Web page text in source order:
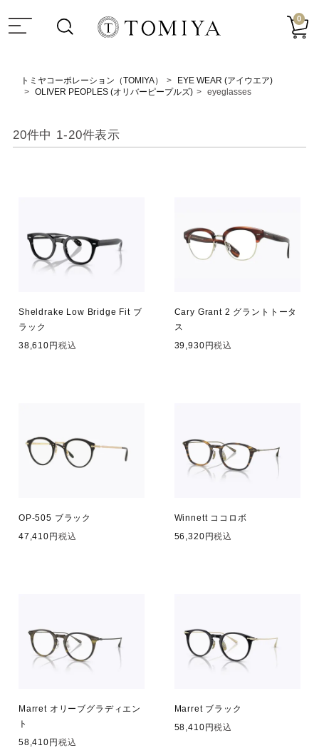
0
トミヤコーポレーション（TOMIYA）
EYE WEAR (アイウエア)
OLIVER PEOPLES (オリバーピープルズ)
eyeglasses
20件中 1-20件表示
Sheldrake Low Bridge Fit ブ
ラック
38,610
税込
Cary Grant 2 グラントトータ
ス
39,930
税込
OP-505 ブラック
47,410
税込
Winnett ココロボ
56,320
税込
Marret オリーブグラディエン
ト
58,410
税込
Marret ブラック
58,410
税込